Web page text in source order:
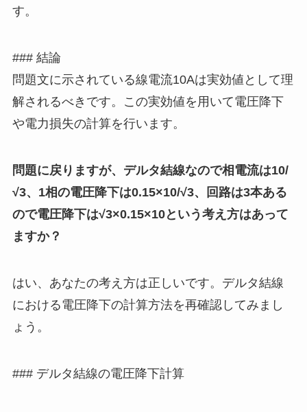
す。
### 結論
問題文に示されている線電流10Aは実効値として理
解されるべきです。この実効値を用いて電圧降下
や電力損失の計算を行います。
問題に戻りますが、デルタ結線なので相電流は10/
√3、1相の電圧降下は0.15×10/√3、回路は3本ある
ので電圧降下は√3×0.15×10という考え方はあって
ますか？
はい、あなたの考え方は正しいです。デルタ結線
における電圧降下の計算方法を再確認してみまし
ょう。
### デルタ結線の電圧降下計算